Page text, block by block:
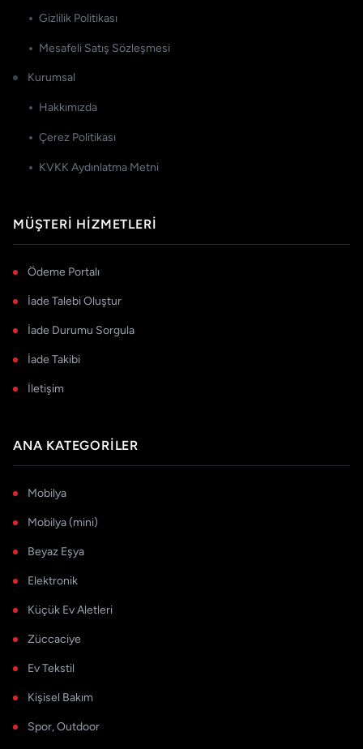
Gizlilik Politikası
Mesafeli Satış Sözleşmesi
Kurumsal
Hakkımızda
Çerez Politikası
KVKK Aydınlatma Metni
MÜŞTERI HIZMETLERI
Ödeme Portalı
İade Talebi Oluştur
İade Durumu Sorgula
İade Takibi
İletişim
ANA KATEGORILER
Mobilya
Mobilya (mini)
Beyaz Eşya
Elektronik
Küçük Ev Aletleri
Züccaciye
Ev Tekstil
Kişisel Bakım
Spor, Outdoor